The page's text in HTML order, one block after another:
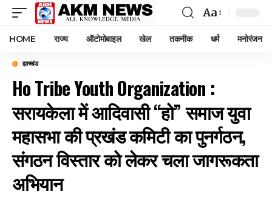
Font
Resizer
Aa
HOME राज्य ऑटोमोबाइल खेल तकनीक धर्म मनोरंजन
झारखंड
Ho Tribe Youth Organization :
सरायकेला में आदिवासी “हो” समाज युवा
महासभा की प्रखंड कमिटी का पुनर्गठन,
संगठन विस्तार को लेकर चला जागरूकता
अभियान